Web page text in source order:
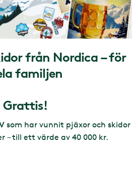
från Nordica – för
familjen
Grattis!
som har vunnit pjäxor och skidor
– till ett värde av 40 000 kr.